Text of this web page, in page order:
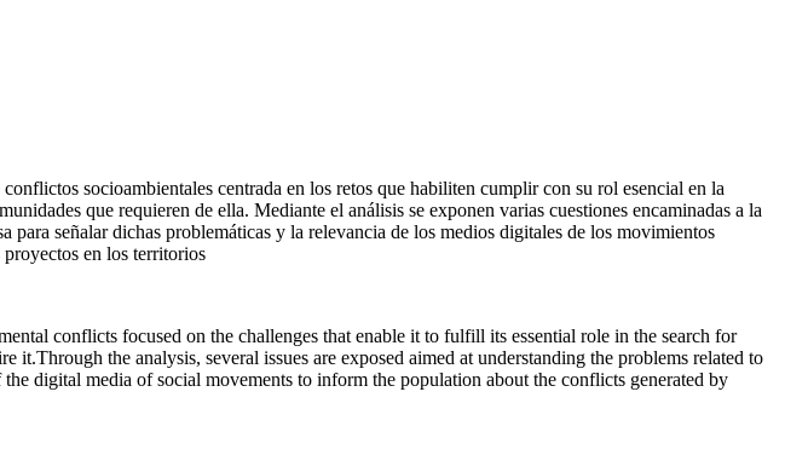
socioambientales centrada en los retos que habiliten cumplir con su rol esencial en la
que requieren de ella. Mediante el análisis se exponen varias cuestiones encaminadas a la
señalar dichas problemáticas y la relevancia de los medios digitales de los movimientos
en los territorios
conflicts focused on the challenges that enable it to fulfill its essential role in the search for
the analysis, several issues are exposed aimed at understanding the problems related to
digital media of social movements to inform the population about the conflicts generated by